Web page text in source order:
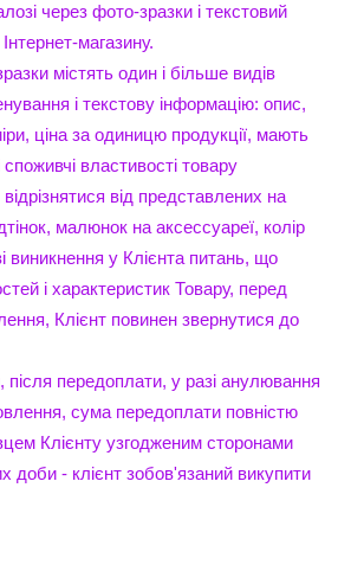
через фото-зразки і текстовий
магазину.
містять один і більше видів
і текстову інформацію: опис,
ціна за одиницю продукції, мають
споживчі властивості товару
від представлених на
малюнок на аксессуареї, колір
виникнення у Клієнта питань, що
і характеристик Товару, перед
Клієнт повинен звернутися до
після передоплати, у разі анулювання
сума передоплати повністю
Клієнту узгодженим сторонами
доби - клієнт зобов'язаний викупити